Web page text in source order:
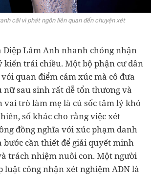
cãi vì phát ngôn liên quan đến chuyện xét
Diệp Lâm Anh nhanh chóng nhận
kiến trái chiều. Một bộ phận cư dân
quan điểm cảm xúc mà cô đưa
nữ sau sinh rất dễ tổn thương và
vai trò làm mẹ là cú sốc tâm lý khó
số khác cho rằng việc xét
đồng nghĩa với xúc phạm danh
bước cần thiết để giải quyết minh
trách nhiệm nuôi con. Một người
luật công nhận xét nghiệm ADN là